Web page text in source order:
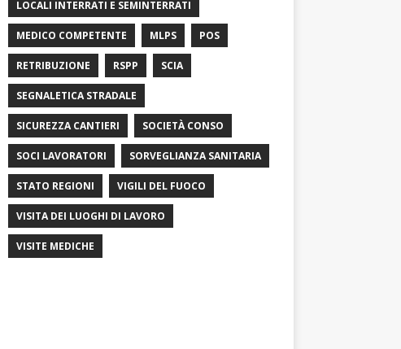
LOCALI INTERRATI E SEMINTERRATI
MEDICO COMPETENTE MLPS POS
RETRIBUZIONE RSPP SCIA
SEGNALETICA STRADALE
SICUREZZA CANTIERI SOCIETÀ CONSO
SOCI LAVORATORI SORVEGLIANZA SANITARIA
STATO REGIONI VIGILI DEL FUOCO
VISITA DEI LUOGHI DI LAVORO
VISITE MEDICHE